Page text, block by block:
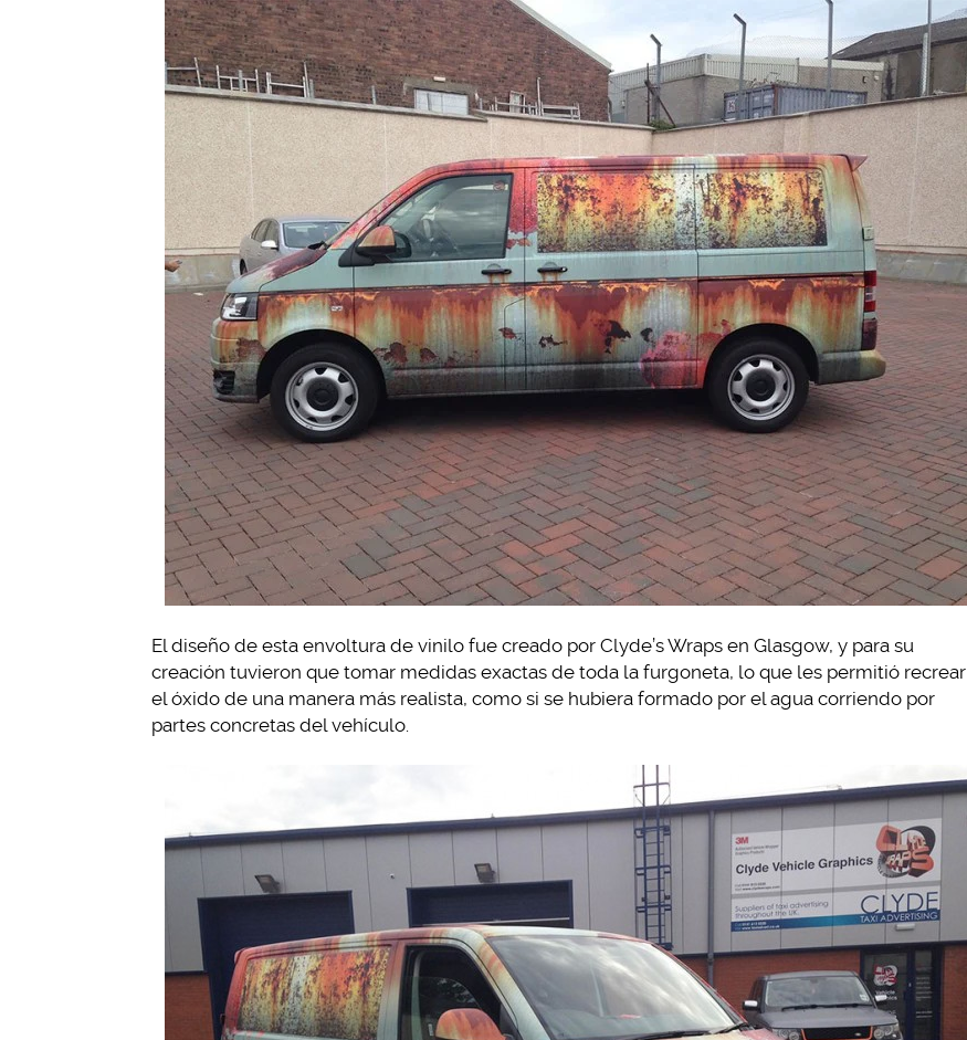
El diseño de esta envoltura de vinilo fue creado por Clyde’s Wraps en Glasgow, y para su
creación tuvieron que tomar medidas exactas de toda la furgoneta, lo que les permitió recrear
el óxido de una manera más realista, como si se hubiera formado por el agua corriendo por
partes concretas del vehículo.